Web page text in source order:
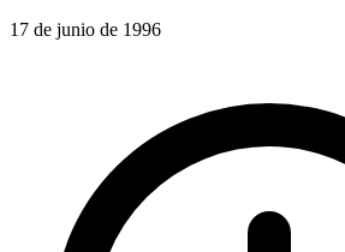
17 de junio de 1996